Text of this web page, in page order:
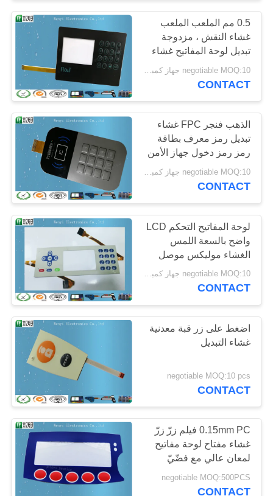
0.5 مم الملعب الملعب
غشاء النقش ، مزدوجة
تبديل لوحة المفاتيح غشاء
الجانب
negotiable MOQ:10 جهاز كمبيوتر شخصى / الكثير
CONTACT
الذهب فنجر FPC غشاء
تبديل رمز معرف بطاقة
رمز رمز دخول جهاز الأمن
الاستخدام
negotiable MOQ:10 جهاز كمبيوتر شخصى / الكثير
CONTACT
لوحة المفاتيح التحكم LCD
واضح بالسعة اللمس
الغشاء موليكس موصل
1.27mm الملعب
negotiable MOQ:10 جهاز كمبيوتر شخصى / الكثير
CONTACT
اضغط على زر قبة معدنية
غشاء التبديل
negotiable MOQ:10 pcs
CONTACT
0.15mm PC فيلم زرّ زرّ
غشاء مفتاح لوحة مفاتيح
لمعان عالي مع فضّيّ
إتصال نقطة
negotiable MOQ:500PCS
CONTACT